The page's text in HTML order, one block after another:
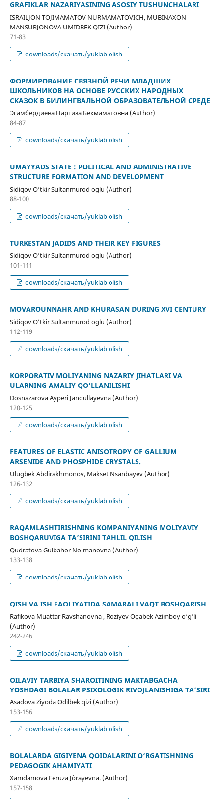
GRAFIKLAR NAZARIYASINING ASOSIY TUSHUNCHALARI
ISRAILJON TOJIMAMATOV NURMAMATOVICH, MUBINAXON
MANSURJONOVA UMIDBEK QIZI (Author)
71-83
downloads/скачать/yuklab olish
ФОРМИРОВАНИЕ СВЯЗНОЙ РЕЧИ МЛАДШИХ
ШКОЛЬНИКОВ НА ОСНОВЕ РУССКИХ НАРОДНЫХ
СКАЗОК В БИЛИНГВАЛЬНОЙ ОБРАЗОВАТЕЛЬНОЙ СРЕДЕ
Эгамбердиева Наргиза Бекмаматовна (Author)
84-87
downloads/скачать/yuklab olish
UMAYYADS STATE : POLITICAL AND ADMINISTRATIVE
STRUCTURE FORMATION AND DEVELOPMENT
Sidiqov O’tkir Sultanmurod oglu (Author)
88-100
downloads/скачать/yuklab olish
TURKESTAN JADIDS AND THEIR KEY FIGURES
Sidiqov O’tkir Sultanmurod oglu (Author)
101-111
downloads/скачать/yuklab olish
MOVAROUNNAHR AND KHURASAN DURING XVI CENTURY
Sidiqov O’tkir Sultanmurod oglu (Author)
112-119
downloads/скачать/yuklab olish
KORPORATIV MOLIYANING NAZARIY JIHATLARI VA
ULARNING AMALIY QO‘LLANILISHI
Dosnazarova Ayperi Jandullayevna (Author)
120-125
downloads/скачать/yuklab olish
FEATURES OF ELASTIC ANISOTROPY OF GALLIUM
ARSENIDE AND PHOSPHIDE CRYSTALS.
Ulugbek Abdirakhmonov, Makset Nsanbayev (Author)
126-132
downloads/скачать/yuklab olish
RAQAMLASHTIRISHNING KOMPANIYANING MOLIYAVIY
BOSHQARUVIGA TA’SIRINI TAHLIL QILISH
Qudratova Gulbahor No‘manovna (Author)
133-138
downloads/скачать/yuklab olish
QISH VA ISH FAOLIYATIDA SAMARALI VAQT BOSHQARISH
Rafikova Muattar Ravshanovna , Roziyev Ogabek Azimboy o‘g’li
(Author)
242-246
downloads/скачать/yuklab olish
OILAVIY TARBIYA SHAROITINING MAKTABGACHA
YOSHDAGI BOLALAR PSIXOLOGIK RIVOJLANISHIGA TA’SIRI
Asadova Ziyoda Odilbek qizi (Author)
153-156
downloads/скачать/yuklab olish
BOLALARDA GIGIYENA QOIDALARINI O‘RGATISHNING
PEDAGOGIK AHAMIYATI
Xamdamova Feruza Jòrayevna. (Author)
157-158